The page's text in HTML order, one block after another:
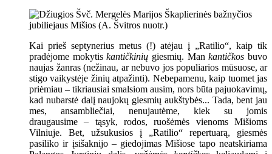
Kai prieš septynerius metus (!) atėjau į „Ratilio“, kaip tik
pradėjome mokytiskantičkinių giesmių. Mankantičkos buvo
naujas žanras (nežinau, ar nebuvo jos populiarios mūsuose, ar
stigo vaikystėje žinių atpažinti). Nebepamenu, kaip tuomet jas
priėmiau – tikriausiai smalsiom ausim, nors būta pajuokavimų,
kad nubarstė dalį naujokų giesmių aukštybės... Tada, bent jau
mes, ansambliečiai, nenujautėme, kiek su jomis
draugausime – tąsyk, rodos, ruošėmės vienoms Mišioms
Vilniuje. Bet, užsukusios į „Ratilio“ repertuarą, giesmės
pasiliko ir įsišaknijo – giedojimas Mišiose tapo neatskiriama